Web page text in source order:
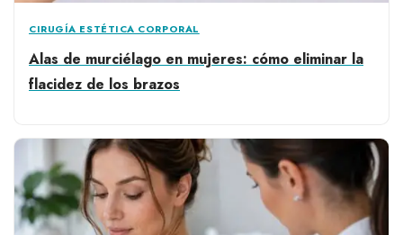
CIRUGÍA ESTÉTICA CORPORAL
Alas de murciélago en mujeres: cómo eliminar la
flacidez de los brazos